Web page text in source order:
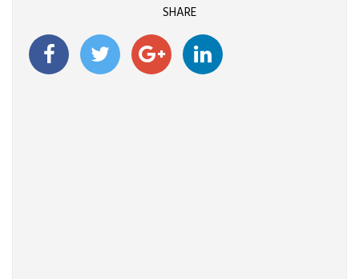
SHARE